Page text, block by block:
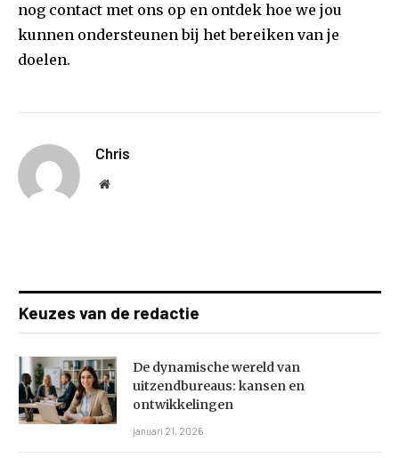
nog contact met ons op en ontdek hoe we jou
kunnen ondersteunen bij het bereiken van je
doelen.
Chris
Website
Keuzes van de redactie
De dynamische wereld van
uitzendbureaus: kansen en
ontwikkelingen
januari 21, 2026